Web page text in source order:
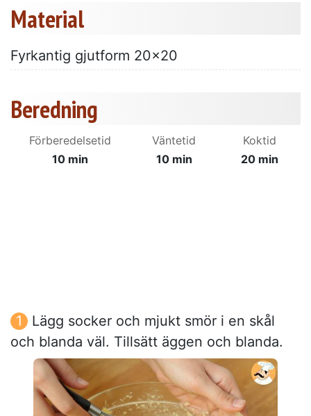
Material
Fyrkantig gjutform 20x20
Beredning
Förberedelsetid
10 min
Väntetid
10 min
Koktid
20 min
Lägg socker och mjukt smör i en skål
och blanda väl. Tillsätt äggen och blanda.